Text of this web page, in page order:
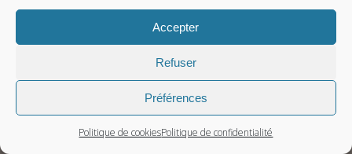
Accepter
Refuser
Préférences
Politique de cookiesPolitique de confidentialité